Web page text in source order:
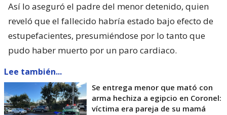
Así lo aseguró el padre del menor detenido, quien
reveló que el fallecido habría estado bajo efecto de
estupefacientes, presumiéndose por lo tanto que
pudo haber muerto por un paro cardiaco.
Lee también...
Se entrega menor que mató con
arma hechiza a egipcio en Coronel:
víctima era pareja de su mamá